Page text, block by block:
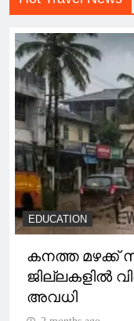
EDUCATION
കനത്ത മഴക്ക്
ജില്ലകളിൽ
അവധി